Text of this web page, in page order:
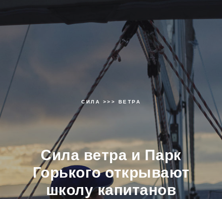
СИЛА >>> ВЕТРА
Сила ветра и Парк
Горького открывают
школу капитанов